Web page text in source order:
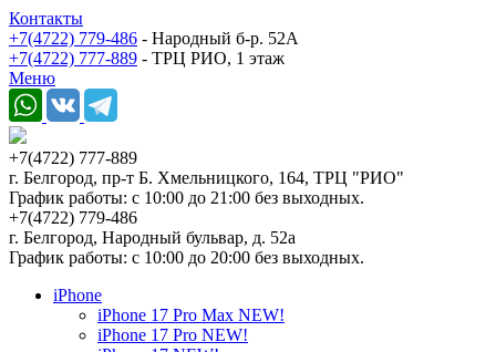
Контакты
+7(4722) 779-486 - Народный б-р. 52А
+7(4722) 777-889 - ТРЦ РИО, 1 этаж
Меню
+7(4722) 777-889
г. Белгород, пр-т Б. Хмельницкого, 164, ТРЦ "РИО"
График работы: с 10:00 до 21:00 без выходных.
+7(4722) 779-486
г. Белгород, Народный бульвар, д. 52а
График работы: с 10:00 до 20:00 без выходных.
iPhone
iPhone 17 Pro Max NEW!
iPhone 17 Pro NEW!